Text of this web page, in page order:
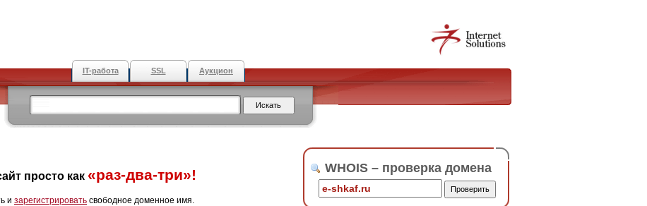
IT-работа SSL Аукцион
просто как «раз-два-три»!
и зарегистрировать свободное доменное имя.
WHOIS – проверка домена